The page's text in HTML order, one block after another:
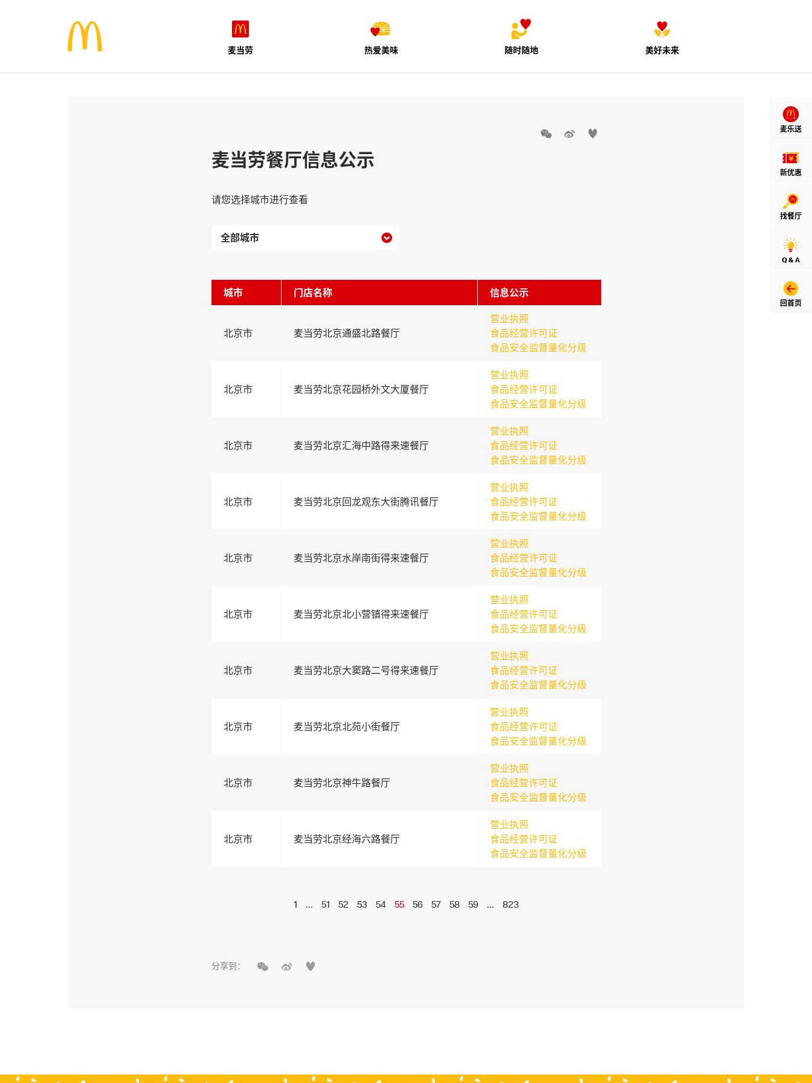
麦当劳 热爱美味 随时随地 美好未来
麦乐送
新优惠
找餐厅
Q & A
回首页
  
麦当劳餐厅信息公示
请您选择城市进行查看

城市 门店名称 信息公示
北京市 麦当劳北京通盛北路餐厅
营业执照
食品经营许可证
食品安全监督量化分级
北京市 麦当劳北京花园桥外文大厦餐厅
营业执照
食品经营许可证
食品安全监督量化分级
北京市 麦当劳北京汇海中路得来速餐厅
营业执照
食品经营许可证
食品安全监督量化分级
北京市 麦当劳北京回龙观东大街腾讯餐厅
营业执照
食品经营许可证
食品安全监督量化分级
北京市 麦当劳北京水岸南街得来速餐厅
营业执照
食品经营许可证
食品安全监督量化分级
北京市 麦当劳北京北小营镇得来速餐厅
营业执照
食品经营许可证
食品安全监督量化分级
北京市 麦当劳北京大窦路二号得来速餐厅
营业执照
食品经营许可证
食品安全监督量化分级
北京市 麦当劳北京北苑小街餐厅
营业执照
食品经营许可证
食品安全监督量化分级
北京市 麦当劳北京神牛路餐厅
营业执照
食品经营许可证
食品安全监督量化分级
北京市 麦当劳北京经海六路餐厅
营业执照
食品经营许可证
食品安全监督量化分级
1 ... 51 52 53 54 55 56 57 58 59 ... 823
分享到：   